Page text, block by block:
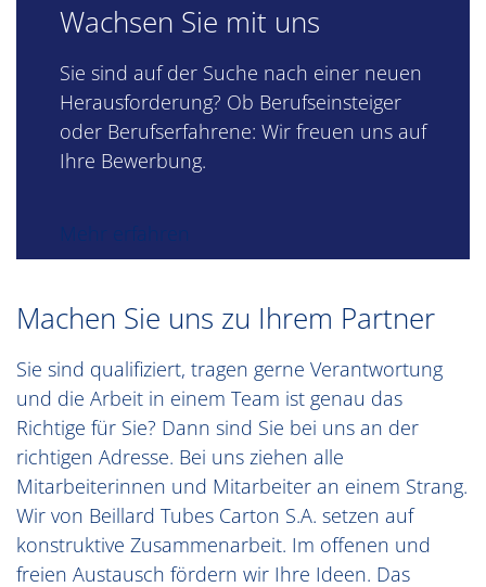
Wachsen Sie mit uns
Sie sind auf der Suche nach einer neuen
Herausforderung? Ob Berufseinsteiger
oder Berufserfahrene: Wir freuen uns auf
Ihre Bewerbung.
Mehr erfahren
Machen Sie uns zu Ihrem Partner
Sie sind qualifiziert, tragen gerne Verantwortung
und die Arbeit in einem Team ist genau das
Richtige für Sie? Dann sind Sie bei uns an der
richtigen Adresse. Bei uns ziehen alle
Mitarbeiterinnen und Mitarbeiter an einem Strang.
Wir von Beillard Tubes Carton S.A. setzen auf
konstruktive Zusammenarbeit. Im offenen und
freien Austausch fördern wir Ihre Ideen. Das